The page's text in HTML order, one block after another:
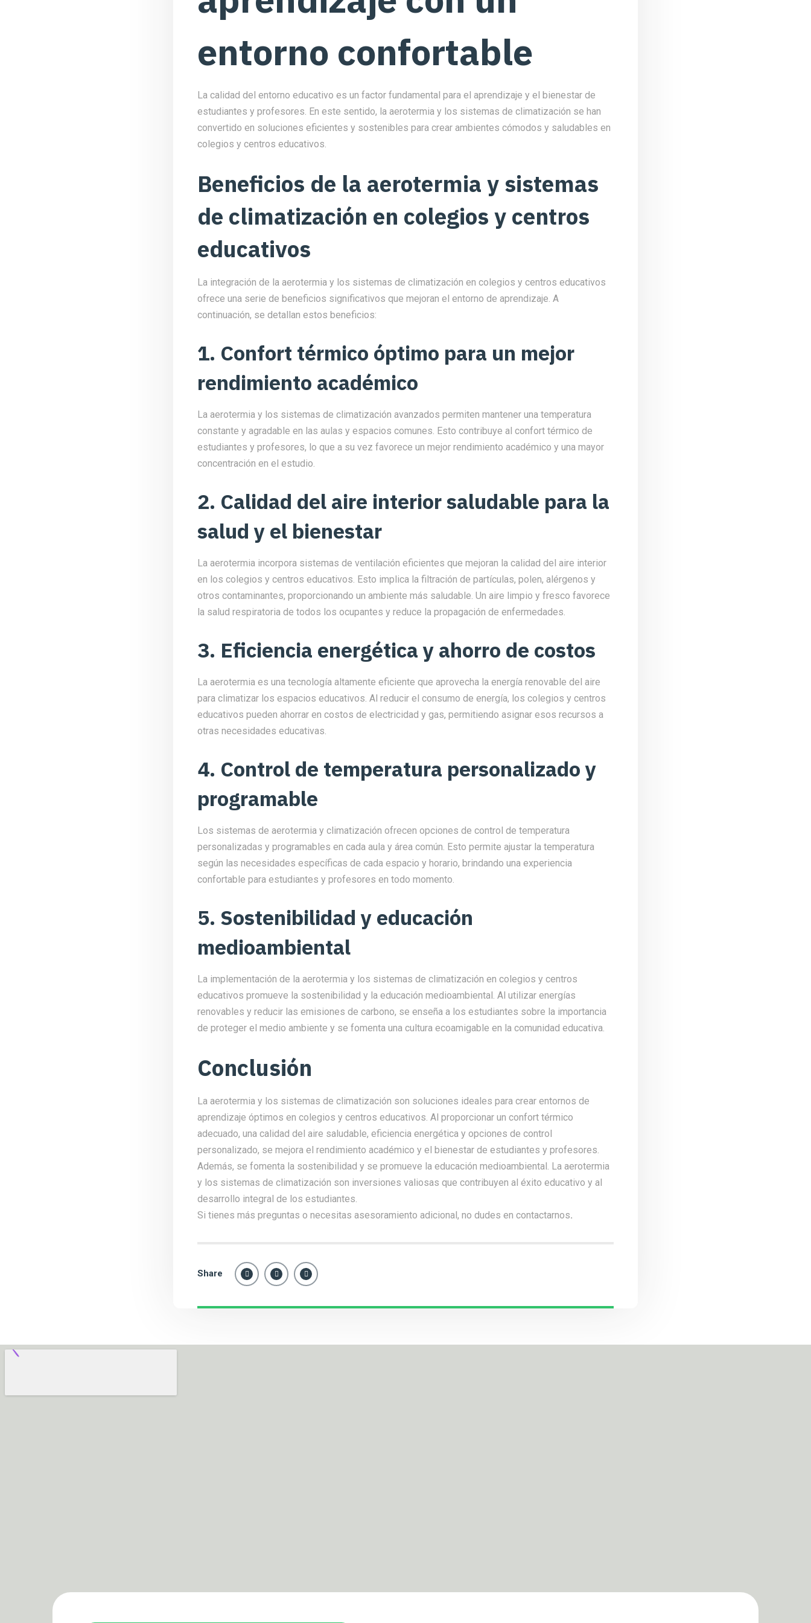
entorno confortable
La calidad del entorno educativo es un factor fundamental para el aprendizaje y el bienestar de
estudiantes y profesores. En este sentido, la aerotermia y los sistemas de climatización se han
convertido en soluciones eficientes y sostenibles para crear ambientes cómodos y saludables en
colegios y centros educativos.
Beneficios de la aerotermia y sistemas
de climatización en colegios y centros
educativos
La integración de la aerotermia y los sistemas de climatización en colegios y centros educativos
ofrece una serie de beneficios significativos que mejoran el entorno de aprendizaje. A
continuación, se detallan estos beneficios:
1. Confort térmico óptimo para un mejor
rendimiento académico
La aerotermia y los sistemas de climatización avanzados permiten mantener una temperatura
constante y agradable en las aulas y espacios comunes. Esto contribuye al confort térmico de
estudiantes y profesores, lo que a su vez favorece un mejor rendimiento académico y una mayor
concentración en el estudio.
2. Calidad del aire interior saludable para la
salud y el bienestar
La aerotermia incorpora sistemas de ventilación eficientes que mejoran la calidad del aire interior
en los colegios y centros educativos. Esto implica la filtración de partículas, polen, alérgenos y
otros contaminantes, proporcionando un ambiente más saludable. Un aire limpio y fresco favorece
la salud respiratoria de todos los ocupantes y reduce la propagación de enfermedades.
3. Eficiencia energética y ahorro de costos
La aerotermia es una tecnología altamente eficiente que aprovecha la energía renovable del aire
para climatizar los espacios educativos. Al reducir el consumo de energía, los colegios y centros
educativos pueden ahorrar en costos de electricidad y gas, permitiendo asignar esos recursos a
otras necesidades educativas.
4. Control de temperatura personalizado y
programable
Los sistemas de aerotermia y climatización ofrecen opciones de control de temperatura
personalizadas y programables en cada aula y área común. Esto permite ajustar la temperatura
según las necesidades específicas de cada espacio y horario, brindando una experiencia
confortable para estudiantes y profesores en todo momento.
5. Sostenibilidad y educación
medioambiental
La implementación de la aerotermia y los sistemas de climatización en colegios y centros
educativos promueve la sostenibilidad y la educación medioambiental. Al utilizar energías
renovables y reducir las emisiones de carbono, se enseña a los estudiantes sobre la importancia
de proteger el medio ambiente y se fomenta una cultura ecoamigable en la comunidad educativa.
Conclusión
La aerotermia y los sistemas de climatización son soluciones ideales para crear entornos de
aprendizaje óptimos en colegios y centros educativos. Al proporcionar un confort térmico
adecuado, una calidad del aire saludable, eficiencia energética y opciones de control
personalizado, se mejora el rendimiento académico y el bienestar de estudiantes y profesores.
Además, se fomenta la sostenibilidad y se promueve la educación medioambiental. La aerotermia
y los sistemas de climatización son inversiones valiosas que contribuyen al éxito educativo y al
desarrollo integral de los estudiantes.
Si tienes más preguntas o necesitas asesoramiento adicional, no dudes en contactarnos.
Share